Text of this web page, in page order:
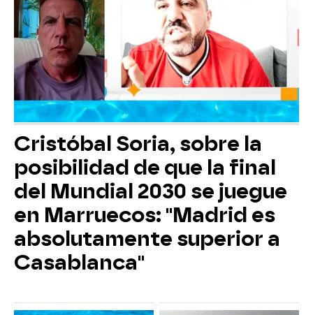
Cristóbal Soria, sobre la
posibilidad de que la final
del Mundial 2030 se juegue
en Marruecos: "Madrid es
absolutamente superior a
Casablanca"